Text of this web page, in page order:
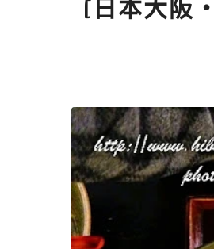
[日本大阪